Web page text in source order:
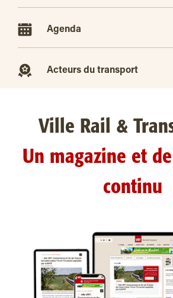
Agenda
Acteurs du transport
Ville Rail &
Un magazine et
continu